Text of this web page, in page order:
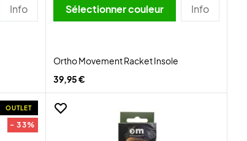
Info Sélectionner couleur Info
Ortho Movement Racket Insole
39,95 €
OUTLET
- 33%